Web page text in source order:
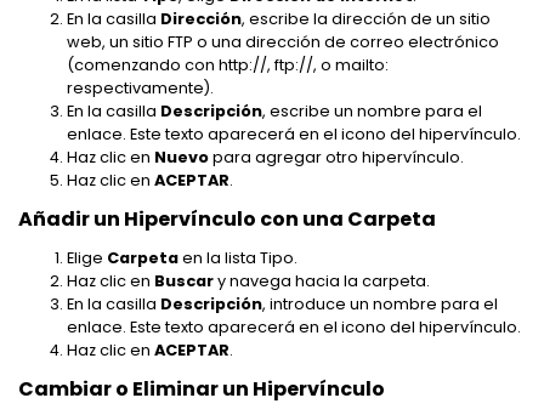
En la casilla Dirección, escribe la dirección de un sitio
web, un sitio FTP o una dirección de correo electrónico
(comenzando con http://, ftp://, o mailto:
respectivamente).
En la casilla Descripción, escribe un nombre para el
enlace. Este texto aparecerá en el icono del hipervínculo.
Haz clic en Nuevopara agregar otro hipervínculo.
Haz clic en ACEPTAR.
Añadir un Hipervínculo con una Carpeta
Elige Carpetaen la lista Tipo.
Haz clic en Buscary navega hacia la carpeta.
En la casilla Descripción, introduce un nombre para el
enlace. Este texto aparecerá en el icono del hipervínculo.
Haz clic en ACEPTAR.
Cambiar o Eliminar un Hipervínculo